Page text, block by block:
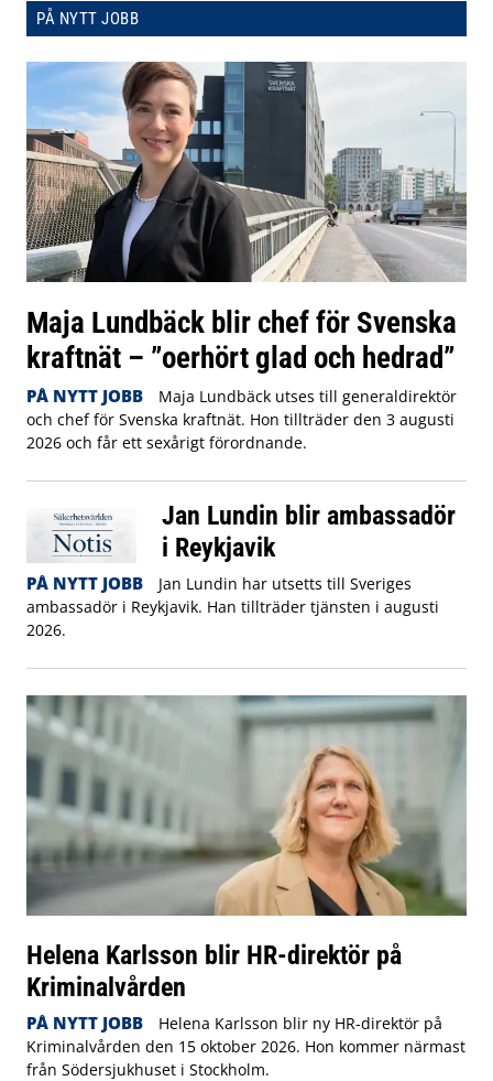
PÅ NYTT JOBB
Maja Lundbäck blir chef för Svenska
kraftnät – ”oerhört glad och hedrad”
PÅ NYTT JOBB
Maja Lundbäck utses till generaldirektör
och chef för Svenska kraftnät. Hon tillträder den 3 augusti
2026 och får ett sexårigt förordnande.
Jan Lundin blir ambassadör
i Reykjavik
PÅ NYTT JOBB
Jan Lundin har utsetts till Sveriges
ambassadör i Reykjavik. Han tillträder tjänsten i augusti
2026.
Helena Karlsson blir HR-direktör på
Kriminalvården
PÅ NYTT JOBB
Helena Karlsson blir ny HR-direktör på
Kriminalvården den 15 oktober 2026. Hon kommer närmast
från Södersjukhuset i Stockholm.